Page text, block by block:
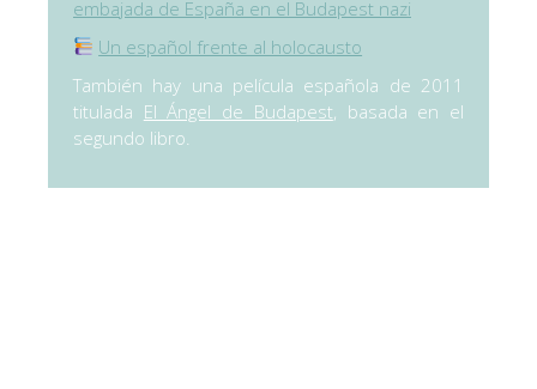
embajada de España en el Budapest nazi
Un español frente al holocausto
También hay una película española de 2011
titulada El Ángel de Budapest , basada en el
segundo libro.